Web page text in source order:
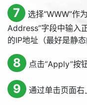
7 选择“WWW”作
Address”字段中输入
的IP地址（最好是静态
8 点击“Apply”按
9 通过单击页面右